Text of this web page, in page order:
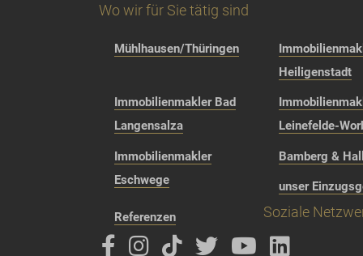
Wo wir für Sie tätig sind
Mühlhausen/Thüringen
Heiligenstadt
Immobilienmakler Bad
Langensalza
Leinefelde-
Immobilienmakler
Eschwege
Bamberg &
unser
Referenzen Soziale